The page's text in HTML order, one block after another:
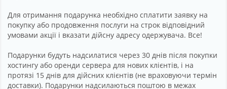
Для отримання подарунка необхідно сплатити заявку на
покупку або продовження послуги на строк відповідний
умовами акції і вказати дійсну адресу одержувача. Все!
Подарунки будуть надсилатися через 30 днів після покупки
хостингу або оренди сервера для нових клієнтів, і на
протязі 15 днів для дійсних клієнтів (не враховуючи термін
доставки). Подарунки надсилаються поштою в межах